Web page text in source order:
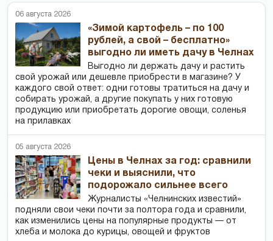
06 августа 2026
«Зимой картофель – по 100
рублей, а свой – бесплатно»
выгодно ли иметь дачу в Челнах
Выгодно ли держать дачу и растить
свой урожай или дешевле приобрести в магазине? У
каждого свой ответ: одни готовы тратиться на дачу и
собирать урожай, а другие покупать у них готовую
продукцию или приобретать дорогие овощи, соленья
на прилавках
05 августа 2026
Цены в Челнах за год: сравнили
чеки и выяснили, что
подорожало сильнее всего
Журналисты «Челнинских известий»
подняли свои чеки почти за полтора года и сравнили,
как изменились цены на популярные продукты — от
хлеба и молока до курицы, овощей и фруктов